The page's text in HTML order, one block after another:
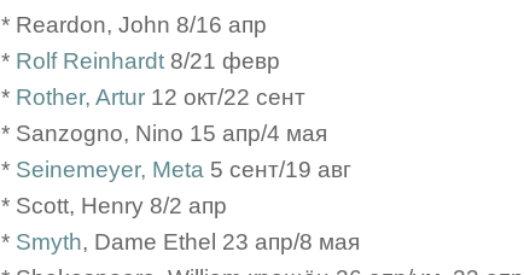
* Reardon, John 8/16 апр
* Rolf Reinhardt 8/21 февр
* Rother, Artur 12 окт/22 сент
* Sanzogno, Nino 15 апр/4 мая
* Seinemeyer, Meta 5 сент/19 авг
* Scott, Henry 8/2 апр
* Smyth, Dame Ethel 23 апр/8 мая